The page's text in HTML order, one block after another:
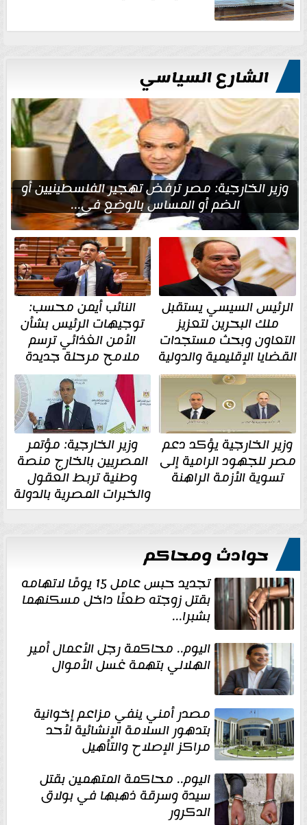
الشارع السياسي
وزير الخارجية: مصر ترفض تهجير الفلسطينيين أو
الضم أو المساس بالوضع في...
الرئيس السيسي يستقبل
ملك البحرين لتعزيز
التعاون وبحث مستجدات
القضايا الإقليمية والدولية
النائب أيمن محسب:
توجيهات الرئيس بشأن
الأمن الغذائي ترسم
ملامح مرحلة جديدة
وزير الخارجية يؤكد دعم
مصر للجهود الرامية إلى
تسوية الأزمة الراهنة
وزير الخارجية: مؤتمر
المصريين بالخارج منصة
وطنية تربط العقول
والخبرات المصرية بالدولة
حوادث ومحاكم
تجديد حبس عامل 15 يومًا لاتهامه
بقتل زوجته طعنًا داخل مسكنهما
بشبرا...
اليوم.. محاكمة رجل الأعمال أمير
الهلالي بتهمة غسل الأموال
مصدر أمني ينفي مزاعم إخوانية
بتدهور السلامة الإنشائية لأحد
مراكز الإصلاح والتأهيل
اليوم.. محاكمة المتهمين بقتل
سيدة وسرقة ذهبها في بولاق
الدكرور